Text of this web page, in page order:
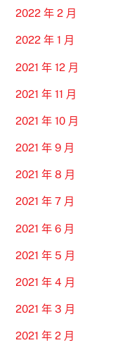
2022 年 2 月
2022 年 1 月
2021 年 12 月
2021 年 11 月
2021 年 10 月
2021 年 9 月
2021 年 8 月
2021 年 7 月
2021 年 6 月
2021 年 5 月
2021 年 4 月
2021 年 3 月
2021 年 2 月